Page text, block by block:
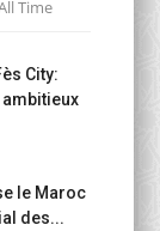
Time
City:
le Maroc
des...